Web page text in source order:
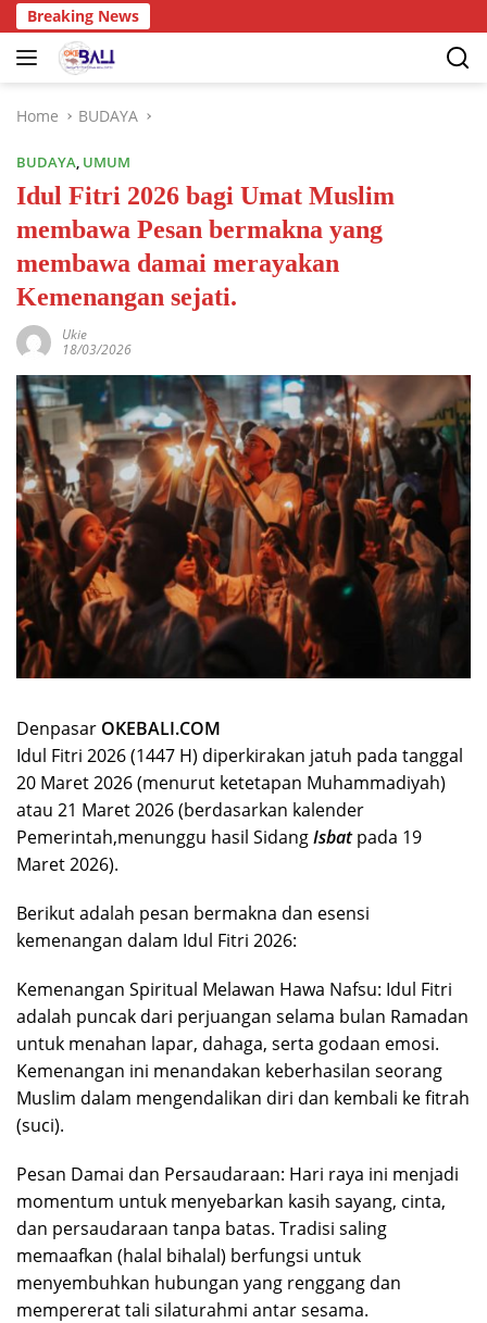
Breaking News
Home BUDAYA
BUDAYA, UMUM
Idul Fitri 2026 bagi Umat Muslim
membawa Pesan bermakna yang
membawa damai merayakan
Kemenangan sejati.
Ukie
18/03/2026
Denpasar OKEBALI.COM
Idul Fitri 2026 (1447 H) diperkirakan jatuh pada tanggal
20 Maret 2026 (menurut ketetapan Muhammadiyah)
atau 21 Maret 2026 (berdasarkan kalender
Pemerintah,menunggu hasil SidangIsbatpada 19
Maret 2026).
Berikut adalah pesan bermakna dan esensi
kemenangan dalam Idul Fitri 2026:
Kemenangan Spiritual Melawan Hawa Nafsu: Idul Fitri
adalah puncak dari perjuangan selama bulan Ramadan
untuk menahan lapar, dahaga, serta godaan emosi.
Kemenangan ini menandakan keberhasilan seorang
Muslim dalam mengendalikan diri dan kembali ke fitrah
(suci).
Pesan Damai dan Persaudaraan: Hari raya ini menjadi
momentum untuk menyebarkan kasih sayang, cinta,
dan persaudaraan tanpa batas. Tradisi saling
memaafkan (halal bihalal) berfungsi untuk
menyembuhkan hubungan yang renggang dan
mempererat tali silaturahmi antar sesama.